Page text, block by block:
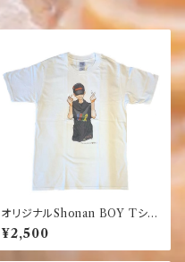
オリジナルShonan BOY Tシャ
ツ【湘南】【ハイビスカス】
¥2,500